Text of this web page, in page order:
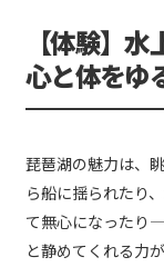
【体験】
心と体をゆ
琵琶湖の魅力は、
ら船に揺られたり
て無心になったり
と静めてくれる力